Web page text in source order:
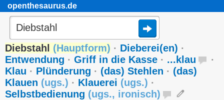
openthesaurus.de
Diebstahl (Hauptform) · Dieberei(en) ·
Entwendung · Griff in die Kasse · ...klau
·
Klau · Plünderung · (das) Stehlen · (das)
Klauen (ugs.) · Klauerei (ugs.) ·
Selbstbedienung (ugs., ironisch)